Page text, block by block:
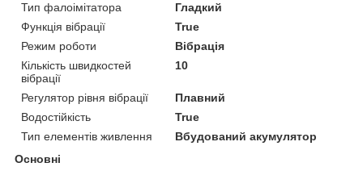
Тип фалоімітатора
Гладкий
Функція вібрації
True
Режим роботи
Вібрація
Кількість швидкостей
вібрації
10
Регулятор рівня вібрації
Плавний
Водостійкість
True
Тип елементів живлення
Вбудований акумулятор
Основні